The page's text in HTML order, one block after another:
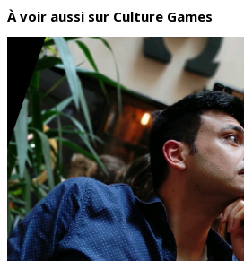
À voir aussi sur Culture Games